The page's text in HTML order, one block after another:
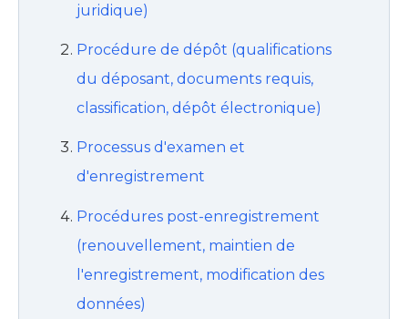
juridique)
Procédure de dépôt (qualifications
du déposant, documents requis,
classification, dépôt électronique)
Processus d'examen et
d'enregistrement
Procédures post-enregistrement
(renouvellement, maintien de
l'enregistrement, modification des
données)